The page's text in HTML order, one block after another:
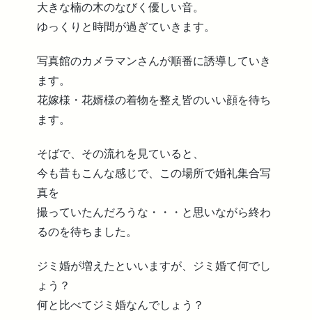
大きな楠の木のなびく優しい音。
ゆっくりと時間が過ぎていきます。
写真館のカメラマンさんが順番に誘導していき
ます。
花嫁様・花婿様の着物を整え皆のいい顔を待ち
ます。
そばで、その流れを見ていると、
今も昔もこんな感じで、この場所で婚礼集合写
真を
撮っていたんだろうな・・・と思いながら終わ
るのを待ちました。
ジミ婚が増えたといいますが、ジミ婚て何でし
ょう？
何と比べてジミ婚なんでしょう？